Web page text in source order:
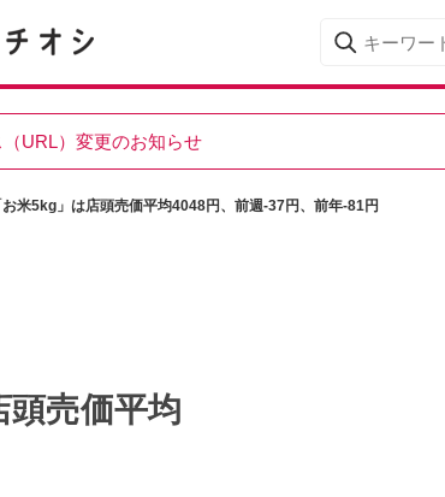
URL）変更のお知らせ
お米5kg」は店頭売価平均4048円、前週-37円、前年-81円
頭売価平均